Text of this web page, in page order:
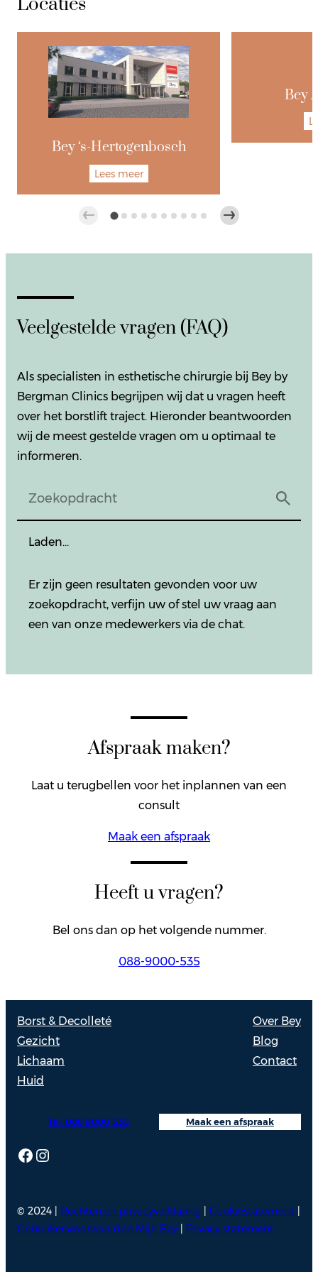
Bey ‘s-Hertogenbosch
Lees meer
Bey
Veelgestelde vragen (FAQ)
Als specialisten in esthetische chirurgie bij Bey by
Bergman Clinics begrijpen wij dat u vragen heeft
over het borstlift traject. Hieronder beantwoorden
wij de meest gestelde vragen om u optimaal te
informeren.
Laden…
Er zijn geen resultaten gevonden voor uw
zoekopdracht, verfijn uw of stel uw vraag aan
een van onze medewerkers via de chat.
Afspraak maken?
Laat u terugbellen voor het inplannen van een
consult
Maak een afspraak
Heeft u vragen?
Bel ons dan op het volgende nummer.
088-9000-535
Borst & Decolleté
Gezicht
Lichaam
Huid
Over Bey
Blog
Contact
Facebook
Instagram
Maak een afspraak
Tel: 088 9000 535
© 2024 | Rechten en privacyverklaring Cookiestatement
Gebruikersvoorwaarden Mijn Bey
Privacy statement